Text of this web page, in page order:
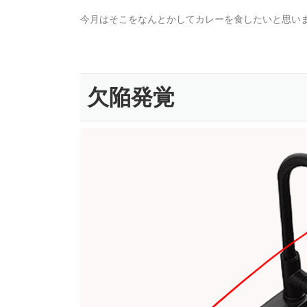
今月はそこをなんとかしてカレーを食したいと思い
欠陥発覚